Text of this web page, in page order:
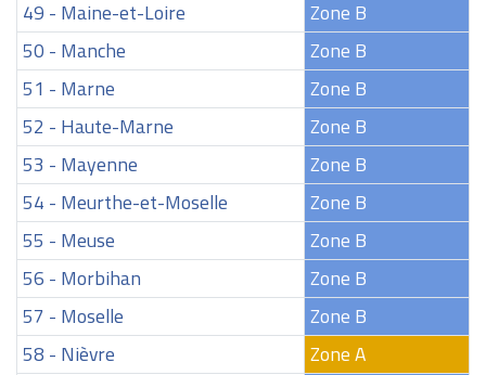
49 - Maine-et-Loire
Zone B
50 - Manche
Zone B
51 - Marne
Zone B
52 - Haute-Marne
Zone B
53 - Mayenne
Zone B
54 - Meurthe-et-Moselle
Zone B
55 - Meuse
Zone B
56 - Morbihan
Zone B
57 - Moselle
Zone B
58 - Nièvre
Zone A